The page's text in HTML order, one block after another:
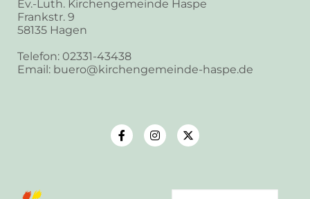
Ev.-Luth. Kirchengemeinde Haspe
Frankstr. 9
58135 Hagen
Telefon: 02331-43438
Email: buero@kirchengemeinde-haspe.de